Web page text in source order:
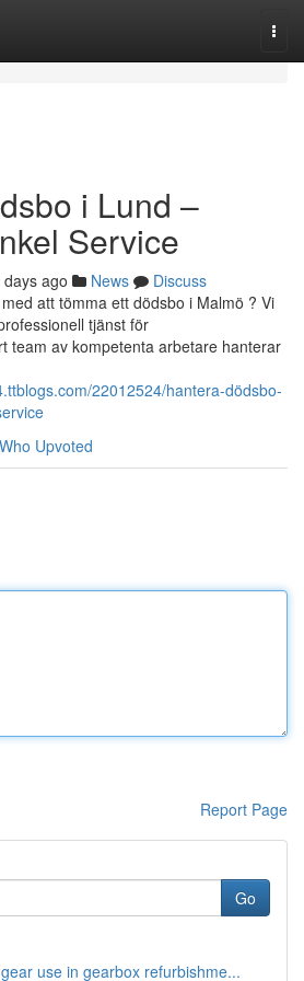
i Lund –
Service
days ago News
Discuss
att tömma ett dödsbo i Malmö ? Vi
tjänst för
team av kompetenta arbetare hanterar
22012524/hantera-dödsbo-
Who Upvoted
Report Page
Go
use in gearbox refurbishme...